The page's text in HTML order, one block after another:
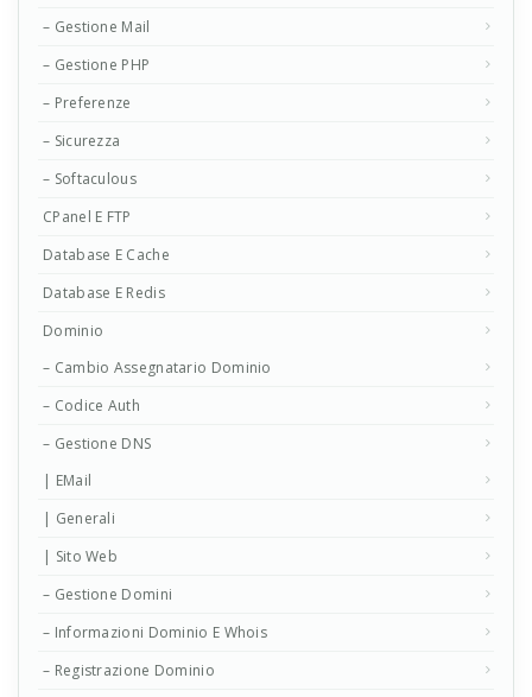
– Gestione Mail
– Gestione PHP
– Preferenze
– Sicurezza
– Softaculous
CPanel E FTP
Database E Cache
Database E Redis
Dominio
– Cambio Assegnatario Dominio
– Codice Auth
– Gestione DNS
| EMail
| Generali
| Sito Web
– Gestione Domini
– Informazioni Dominio E Whois
– Registrazione Dominio